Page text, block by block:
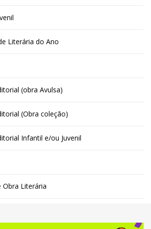
Literária do Ano
(obra Avulsa)
(Obra coleção)
Infantil e/ou Juvenil
Obra Literária